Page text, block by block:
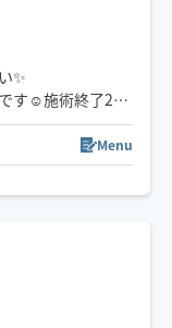
✨
す☺️施術終了22
Menu